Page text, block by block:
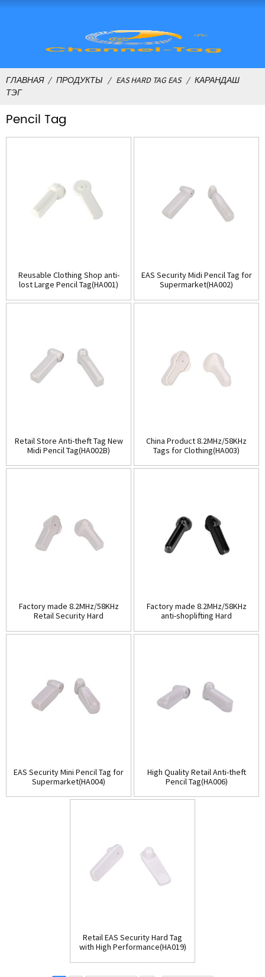
ГЛАВНАЯ ПРОДУКТЫ EAS HARD TAG EAS
КАРАНДАШ
ТЭГ
Pencil Tag
Reusable Clothing Shop anti-
lost Large Pencil Tag(HA001)
EAS Security Midi Pencil Tag for
Supermarket(HA002)
Retail Store Anti-theft Tag New
Midi Pencil Tag(HA002B)
China Product 8.2MHz/58KHz
Tags for Clothing(HA003)
Factory made 8.2MHz/58KHz
Retail Security Hard
Factory made 8.2MHz/58KHz
anti-shoplifting Hard
EAS Security Mini Pencil Tag for
Supermarket(HA004)
High Quality Retail Anti-theft
Pencil Tag(HA006)
Retail EAS Security Hard Tag
with High Performance(HA019)